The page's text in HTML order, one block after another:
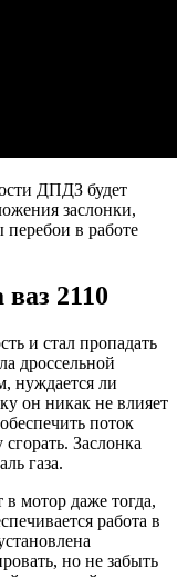
ДПДЗ будет
заслонки,
в работе
2110
и стал пропадать
дроссельной
нуждается ли
он никак не влияет
поток
Заслонка
газа.
в мотор даже тогда,
работа в
но не забыть